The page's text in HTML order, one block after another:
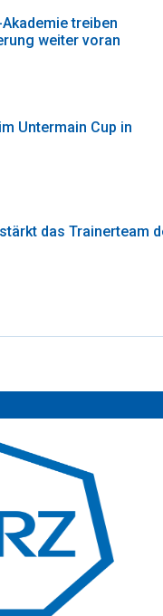
Akademie treiben
weiter voran
Untermain Cup in
das Trainerteam